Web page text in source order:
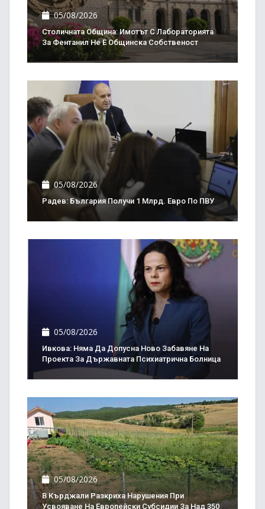
05/08/2026
Столичната Община: Имотът С Лабораторията
За Фентанил Не Е Общинска Собственост
05/08/2026
Радев: България Получи 1 Млрд. Евро По ПВУ
05/08/2026
Ивкова: Няма Да Допусна Ново Забавяне На
Проекта За Държавната Психиатрична Болница
05/08/2026
В Кърджали Разкриха Нарушения При
Усвояване На Европейски Субсидии За Над 350